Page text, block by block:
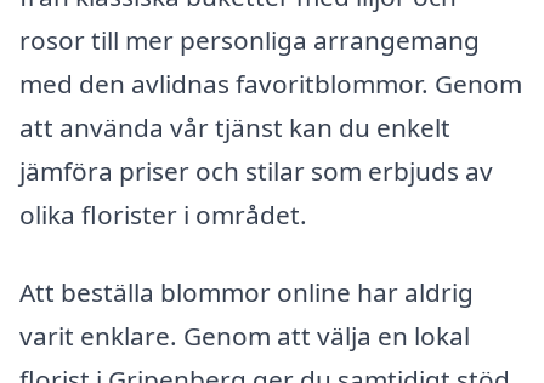
rosor till mer personliga arrangemang
med den avlidnas favoritblommor. Genom
att använda vår tjänst kan du enkelt
jämföra priser och stilar som erbjuds av
olika florister i området.
Att beställa blommor online har aldrig
varit enklare. Genom att välja en lokal